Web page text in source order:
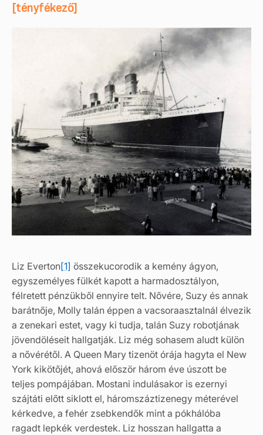
[tényfékező]
Liz Everton[1] összekucorodik a kemény ágyon,
egyszemélyes fülkét kapott a harmadosztályon,
félretett pénzükből ennyire telt. Nővére, Suzy és annak
barátnője, Molly talán éppen a vacsoraasztalnál élvezik
a zenekari estet, vagy ki tudja, talán Suzy robotjának
jövendöléseit hallgatják. Liz még sohasem aludt külön
a nővérétől. A Queen Mary tizenöt órája hagyta el New
York kikötőjét, ahová először három éve úszott be
teljes pompájában. Mostani indulásakor is ezernyi
szájtáti előtt siklott el, háromszáztizenegy méterével
kérkedve, a fehér zsebkendők mint a pókhálóba
ragadt lepkék verdestek. Liz hosszan hallgatta a